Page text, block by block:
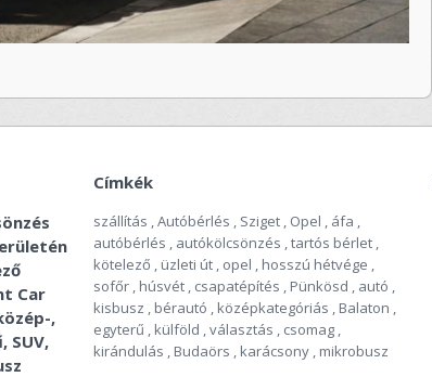
Car
,
SUV,
Címkék
szállítás ,Autóbérlés , Sziget, Opel , áfa ,
autóbérlés , autókölcsönzés ,tartós bérlet,
kötelező , üzleti út, opel , hosszú hétvége ,
sofőr, húsvét, csapatépítés , Pünkösd , autó ,
kisbusz , bérautó , középkategóriás , Balaton ,
egyterű , külföld ,választás , csomag,
kirándulás , Budaörs , karácsony, mikrobusz